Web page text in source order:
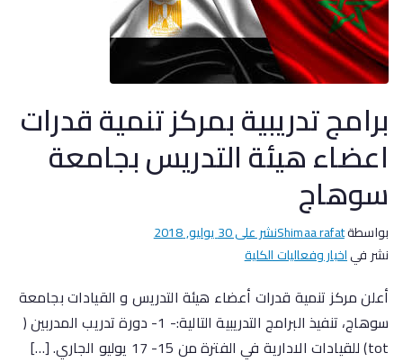
برامج تدريبية بمركز تنمية قدرات
اعضاء هيئة التدريس بجامعة
سوهاج
بواسطةShimaa rafatنشر على30 يوليو, 2018
نشر فياخبار وفعاليات الكلية
أعلن مركز تنمية قدرات أعضاء هيئة التدريس و القيادات بجامعة
سوهاج، تنفيذ البرامج التدريبية التالية:- 1- دورة تدريب المدربين (
tot) للقيادات الادارية في الفترة من 15- 17 يوليو الجاري. […]